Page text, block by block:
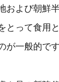
および朝鮮
とって食用
が一般的です